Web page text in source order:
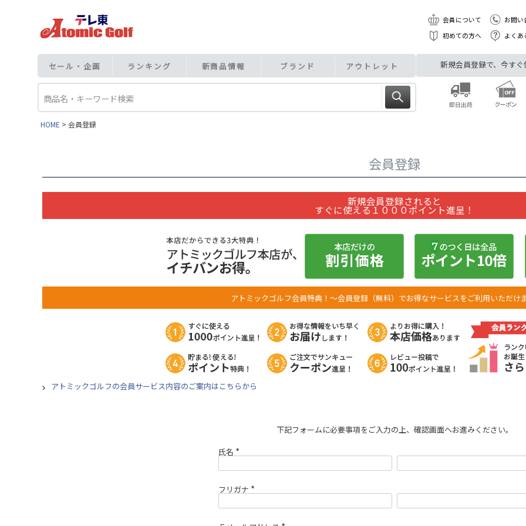
会員について
お問い
初めての方へ
よくあ
セール・企画 ランキング 新商品情報 ブランド アウトレット 新規会員登録で、今すぐ
HOME 会員登録
会員登録
新規会員登録されると
すぐに使える１０００ポイント進呈！
アトミックゴルフ会員特典！ ～会員登録（無料）でお得なサービスをご利用いただけ
アトミックゴルフの会員サービス内容のご案内はこちらから
下記フォームに必要事項をご入力の上、確認画面へお進みください。
氏名
必
フリガナ
必